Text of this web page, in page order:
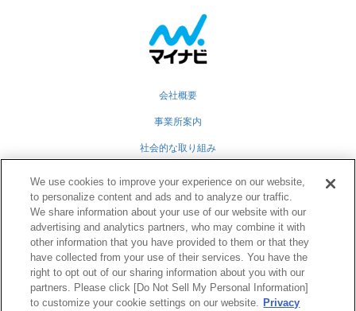
会社概要
事業所案内
社会的な取り組み
グループ会社
個人情報保護方針
業務運営規定
TwitterFacebook
RSS
We use cookies to improve your experience on our website,
to personalize content and ads and to analyze our traffic.
We share information about your use of our website with our
advertising and analytics partners, who may combine it with
other information that you have provided to them or that they
have collected from your use of their services. You have the
right to opt out of our sharing information about you with our
partners. Please click [Do Not Sell My Personal Information]
to customize your cookie settings on our website. Privacy